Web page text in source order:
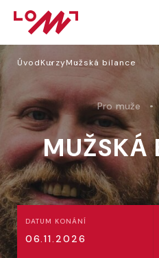
O LOMU
KURZY
PORADNA
PODPOŘTE NÁS
BLOG
ÚvodKurzyMužská bilance
Pro muže
MUŽSKÁ
DATUM KONÁNÍ
06.11.2026